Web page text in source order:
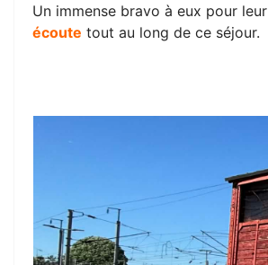
Un immense bravo à eux pour leur
écoute tout au long de ce séjour.